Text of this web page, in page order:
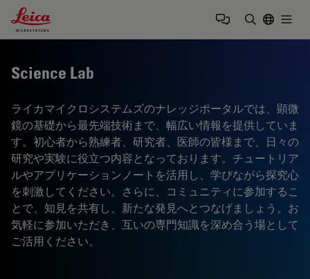
Leica Microsystems Logo
Science Lab
ライカマイクロシステムズのナレッジポータルでは、顕微
鏡の基礎から最先端技術まで、幅広い情報を提供していま
す。初心者から熟練者、研究者、医師の皆様まで、日々の
研究や実験に役立つ内容となっております。チュートリア
ルやアプリケーションノートを活用し、学びながら探究心
を刺激してください。さらに、コミュニティに参加するこ
とで、知見を共有し、新たな発見へとつなげましょう。お
気軽に参加いただき、互いの専門知識を深め合う場として
ご活用ください。